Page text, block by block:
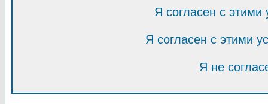
Я согласен с
Я согласен с этими
Я не